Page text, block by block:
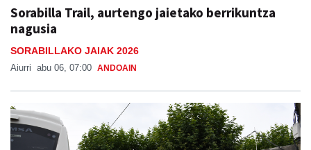
Sorabilla Trail, aurtengo jaietako berrikuntza
nagusia
SORABILLAKO JAIAK 2026
Aiurri abu 06, 07:00 ANDOAIN